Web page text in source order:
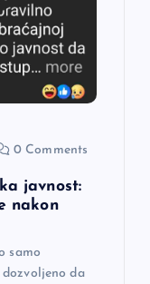
0 Comments
javnost:
nakon
samo
da